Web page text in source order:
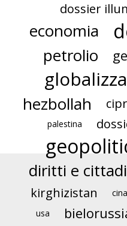
dossier
economia
petrolio
hezbollah
palestina
diritti e
kirghizistan cina
usa